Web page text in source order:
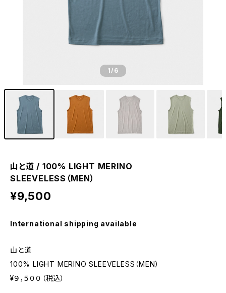
1/6
山と道 / 100% LIGHT MERINO
SLEEVELESS（MEN）
¥9,500
International shipping available
山と道
100% LIGHT MERINO SLEEVELESS（MEN）
¥９，５００（税込）